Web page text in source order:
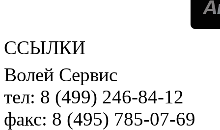
ССЫЛКИ
Волей Сервис
тел: 8 (499) 246-84-12
факс: 8 (495) 785-07-69